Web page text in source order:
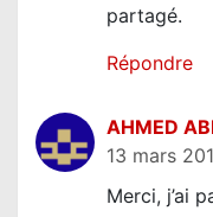
partagé.
Répondre
AHMED
13 mars
Merci, j’ai